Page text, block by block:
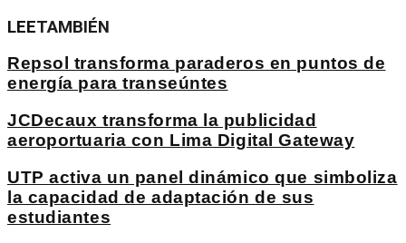
LEETAMBIÉN
Repsol transforma paraderos en puntos de
energía para transeúntes
JCDecaux transforma la publicidad
aeroportuaria con Lima Digital Gateway
UTP activa un panel dinámico que simboliza
la capacidad de adaptación de sus
estudiantes